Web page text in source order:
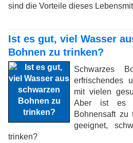
sind die Vorteile dieses
Ist es gut, viel Wasser
Bohnen zu trinken?
Schwarzes
erfrischendes
mit vielen
Aber ist es
Bohnensaft zu
geeignet,
trinken?